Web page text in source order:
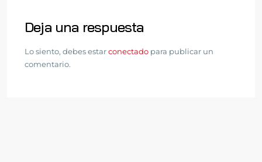
Deja una respuesta
Lo siento, debes estarconectado para publicar un
comentario.